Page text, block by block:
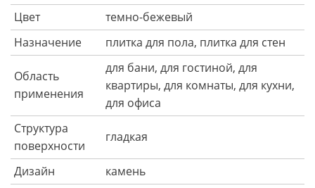
Цвет
темно-бежевый
Назначение
плитка для пола, плитка для стен
Область
применения
для бани, для гостиной, для
квартиры, для комнаты, для кухни,
для офиса
Структура
поверхности
гладкая
Дизайн
камень